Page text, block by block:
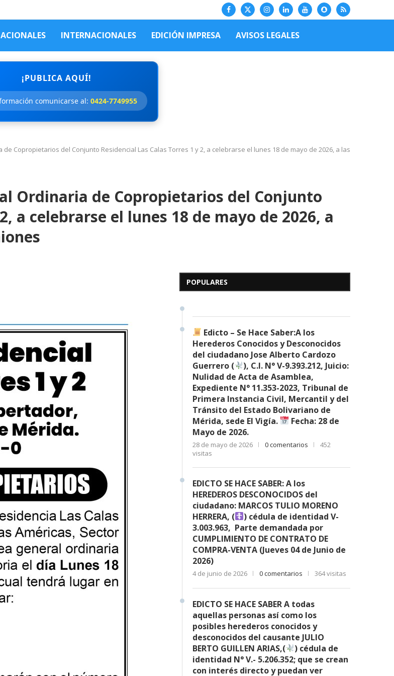
INTERNACIONALES EDICIÓN IMPRESA AVISOS LEGALES
¡PUBLICA AQUÍ!
comunicarse al: 0424-7749955
Copropietarios del Conjunto Residencial Las Calas Torres 1 y 2, a celebrarse el lunes 18 de mayo de 2026, a las
Ordinaria de Copropietarios del Conjunto
a celebrarse el lunes 18 de mayo de 2026, a
POPULARES
Desconocidos del...
7 de mayo de 2026
Edicto – Se Hace Saber:A los
Herederos Conocidos y Desconocidos
del ciudadano Jose Alberto Cardozo
Guerrero (
), C.I. N° V-9.393.212, Juicio:
Nulidad de Acta de Asamblea,
Expediente N° 11.353-2023, Tribunal de
Primera Instancia Civil, Mercantil y del
Tránsito del Estado Bolivariano de
Mérida, sede El Vigía.
Fecha: 28 de
Mayo de 2026.
28 de mayo de 2026 0 comentarios
452
visitas
EDICTO SE HACE SABER: A los
HEREDEROS DESCONOCIDOS del
ciudadano: MARCOS TULIO MORENO
HERRERA, (
) cédula de identidad V-
3.003.963, Parte demandada por
CUMPLIMIENTO DE CONTRATO DE
COMPRA-VENTA (Jueves 04 de Junio de
2026)
4 de junio de 2026 0 comentarios 364 visitas
EDICTO SE HACE SABER A todas
aquellas personas así como los
posibles herederos conocidos y
desconocidos del causante JULIO
BERTO GUILLEN ARIAS,(
) cédula de
identidad N° V.- 5.206.352; que se crean
con interés directo y puedan ver